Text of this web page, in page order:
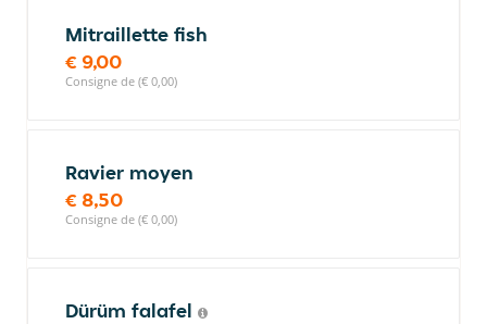
Mitraillette fish
€ 9,00
Consigne de (€ 0,00)
Ravier moyen
€ 8,50
Consigne de (€ 0,00)
Dürüm falafel